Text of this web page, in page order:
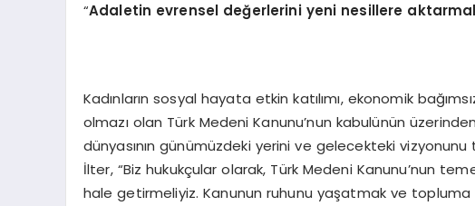
“Adaletin evrensel değerlerini yeni nesillere
Kadınların sosyal hayata etkin katılımı, ekonomik
olmazı olan Türk Medeni Kanunu’nun kabulünün
dünyasının günümüzdeki yerini ve gelecekteki
İlter, “Biz hukukçular olarak, Türk Medeni Kanunu’nun
hale getirmeliyiz. Kanunun ruhunu yaşatmak ve